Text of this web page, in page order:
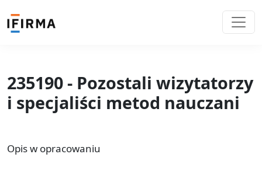
235190 - Pozostali wizytatorzy
i specjaliści metod nauczani
Opis w opracowaniu